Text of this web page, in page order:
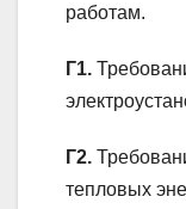
работам.
Г1.
Г2.
тепловых